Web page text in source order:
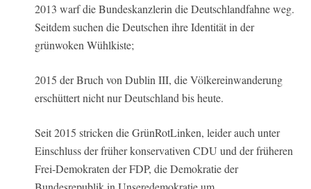
2013 warf die Bundeskanzlerin die Deutschlandfahne weg.
Seitdem suchen die Deutschen ihre Identität in der
grünwoken Wühlkiste;
2015 der Bruch von Dublin III, die Völkereinwanderung
erschüttert nicht nur Deutschland bis heute.
Seit 2015 stricken die GrünRotLinken, leider auch unter
Einschluss der früher konservativen CDU und der früheren
Frei-Demokraten der FDP, die Demokratie der